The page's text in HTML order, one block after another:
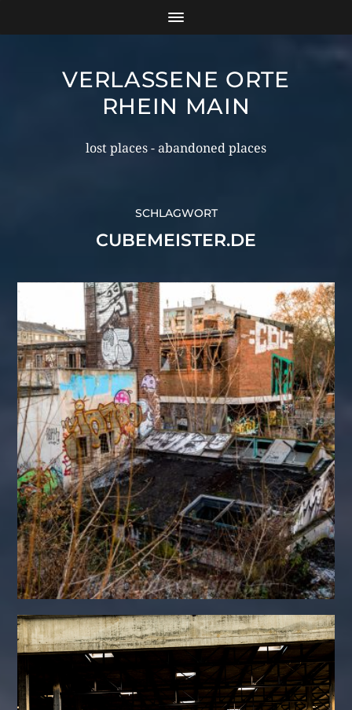
VERLASSENE ORTE
RHEIN MAIN
lost places - abandoned places
SCHLAGWORT
CUBEMEISTER.DE